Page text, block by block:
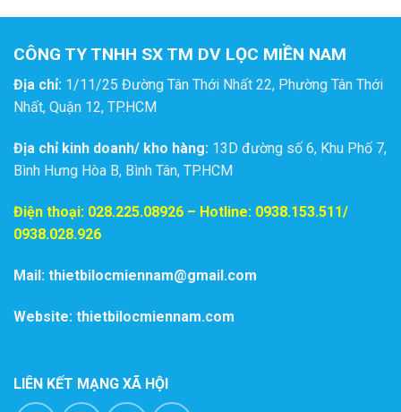
CÔNG TY TNHH SX TM DV LỌC MIỀN NAM
Địa chỉ: 1/11/25 Đường Tân Thới Nhất 22, Phường Tân Thới
Nhất, Quận 12, TP.HCM
Địa chỉ kinh doanh/ kho hàng: 13D đường số 6, Khu Phố 7,
Bình Hưng Hòa B, Bình Tân, TP.HCM
Điện thoại: 028.225.08926 – Hotline: 0938.153.511/
0938.028.926
Mail: thietbilocmiennam@gmail.com
Website: thietbilocmiennam.com
LIÊN KẾT MẠNG XÃ HỘI